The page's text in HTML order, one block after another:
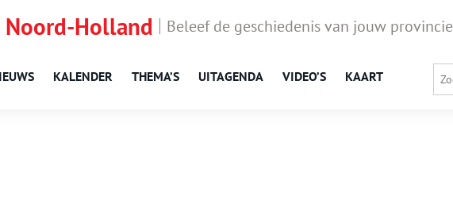
Holland Beleef de geschiedenis van jouw provincie
KALENDER THEMA’S UITAGENDA VIDEO’S KAART